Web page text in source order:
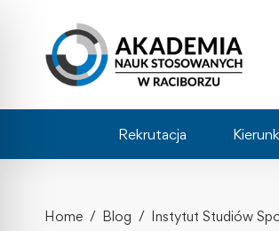
Rekrutacja
Home Blog Instytut Studiów